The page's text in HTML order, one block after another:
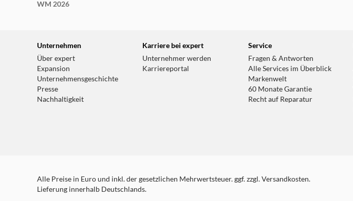
WM 2026
Unternehmen
Über expert
Expansion
Unternehmensgeschichte
Presse
Nachhaltigkeit
Karriere bei expert
Unternehmer werden
Karriereportal
Service
Fragen & Antworten
Alle Services im Überblick
Markenwelt
60 Monate Garantie
Recht auf Reparatur
Alle Preise in Euro und inkl. der gesetzlichen Mehrwertsteuer. ggf. zzgl. Versandkosten.
Lieferung innerhalb Deutschlands.